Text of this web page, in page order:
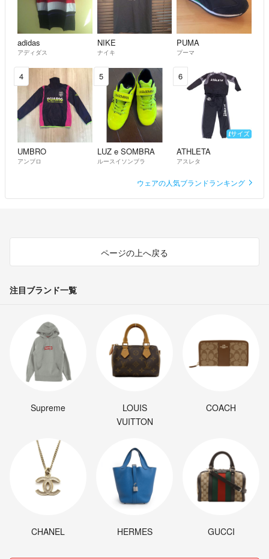
adidas
アディダス
NIKE
ナイキ
PUMA
プーマ
4
UMBRO
アンブロ
5
LUZ e SOMBRA
ルースイソンブラ
6
ATHLETA
アスレタ
ウェアの人気ブランドランキング
ページの上へ戻る
注目ブランド一覧
Supreme
LOUIS
VUITTON
COACH
CHANEL HERMES GUCCI